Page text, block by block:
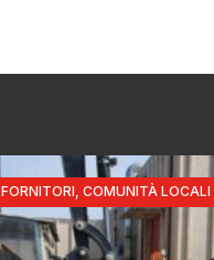
FORNITORI, COMUNITÀ LOCALI